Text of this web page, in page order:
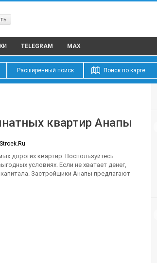
TELEGRAM MAX
Расширенный поиск Поиск по карте
квартир Анапы
дорогих квартир. Воспользуйтесь
условиях. Если не хватает денег,
Застройщики Анапы предлагают